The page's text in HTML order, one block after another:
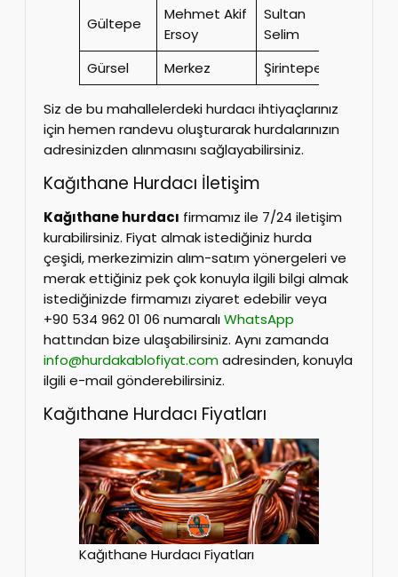
Gültepe
Mehmet Akif
Ersoy
Sultan
Selim
Gürsel Merkez Şirintepe
Siz de bu mahallelerdeki hurdacı ihtiyaçlarınız
için hemen randevu oluşturarak hurdalarınızın
adresinizden alınmasını sağlayabilirsiniz.
Kağıthane Hurdacı İletişim
Kağıthane hurdacı firmamız ile 7/24 iletişim
kurabilirsiniz. Fiyat almak istediğiniz hurda
çeşidi, merkezimizin alım-satım yönergeleri ve
merak ettiğiniz pek çok konuyla ilgili bilgi almak
istediğinizde firmamızı ziyaret edebilir veya
+90 534 962 01 06 numaralıWhatsApp
hattından bize ulaşabilirsiniz. Aynı zamanda
info@hurdakablofiyat.comadresinden, konuyla
ilgili e-mail gönderebilirsiniz.
Kağıthane Hurdacı Fiyatları
Kağıthane Hurdacı Fiyatları